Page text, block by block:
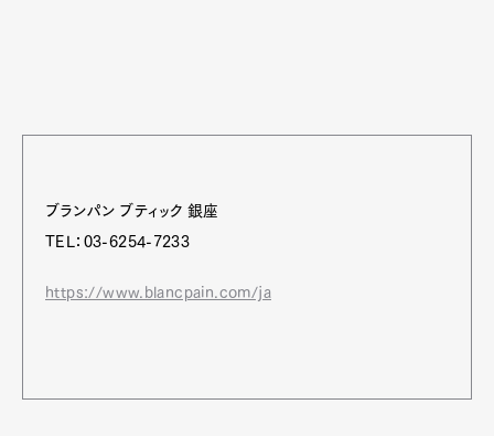
ブランパン ブティック 銀座
TEL：03-6254-7233
https://www.blancpain.com/ja